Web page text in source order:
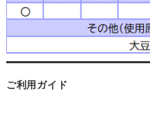
ご利用ガイド